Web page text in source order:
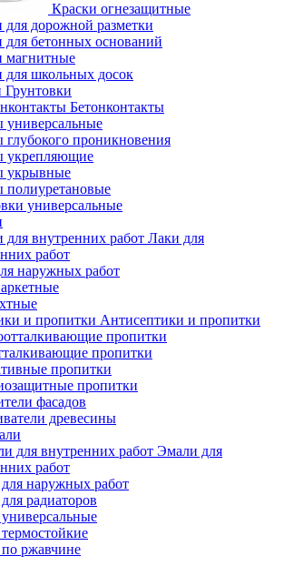
Краски огнезащитные
для дорожной разметки
для бетонных оснований
магнитные
для школьных досок
Грунтовки
Бетонконтакты
универсальные
глубокого проникновения
укрепляющие
укрывные
полиуретановые
универсальные
Лаки для
работ
наружных работ
Антисептики и пропитки
пропитки
пропитки
пропитки
фасадов
древесины
Эмали для
работ
наружных работ
радиаторов
ржавчине